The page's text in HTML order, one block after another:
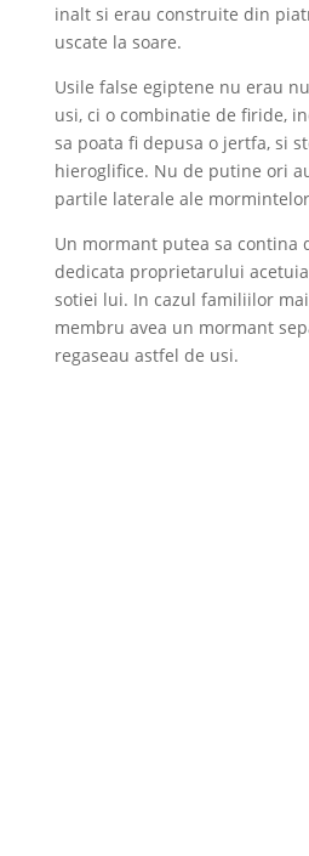
inalt si erau construite din
uscate la soare.
Usile false egiptene nu erau
usi, ci o combinatie de firide,
sa poata fi depusa o jertfa, si
hieroglifice. Nu de putine ori
partile laterale ale
Un mormant putea sa contina
dedicata proprietarului
sotiei lui. In cazul familiilor
membru avea un mormant
regaseau astfel de usi.